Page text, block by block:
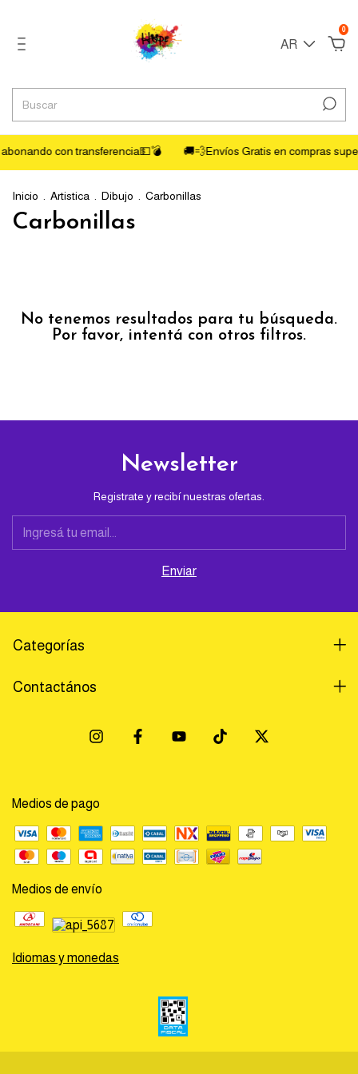
AR
0
con transferencia💵💣 🚚💨Envíos Gratis en compras
Inicio Artistica Dibujo Carbonillas
Carbonillas
No tenemos resultados para tu búsqueda.
Por favor, intentá con otros filtros.
Newsletter
Registrate y recibí nuestras ofertas.
Categorías
Contactános
Medios de pago
Medios de envío
Idiomas y monedas